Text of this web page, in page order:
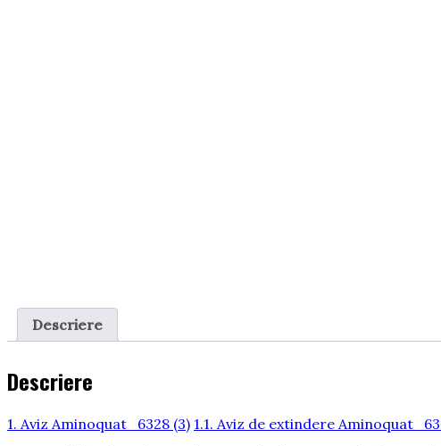
Descriere
Descriere
1. Aviz Aminoquat_6328 (3) 1.1. Aviz de extindere